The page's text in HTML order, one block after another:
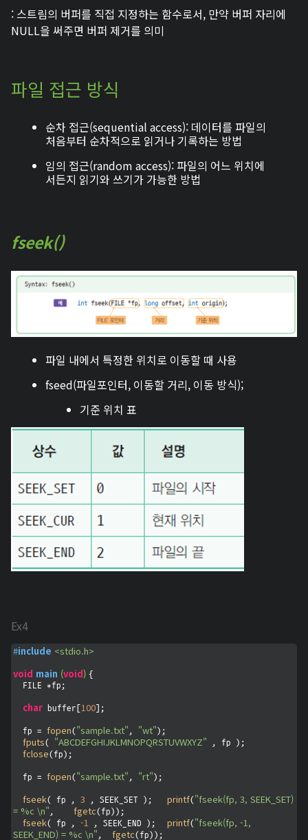
: 스트림의 버퍼를 직접 지정하는 함수로서, 만약 버퍼 자리에
NULL을 써주면 버퍼 제거를 의미
파일 접근 방식
순차 접근(sequential access): 데이터를 파일의
처음부터 순차적으로 읽거나 기록하는 방법
임의 접근(random access): 파일의 어느 위치에
서든지 읽기와 쓰기가 가능한 방법
fseek()
파일 내에서 특정한 위치로 이동할 때 사용
fseed(파일포인터, 이동할 거리, 이동 방식);
기준 위치 표
Ex4
#include <stdio.h>
void main (void) {
char buffer[ 100 ];
  fp =
fopen( "sample.txt" , "wt" );
fputs( "ABCDEFGHIJKLMNOPQRSTUVWXYZ" , fp );
fclose(fp);
  fp =
fopen( "sample.txt" , "rt" );
fseek( fp , 3 printf( "fseek(fp, 3, SEEK_SET)
= %c \n" , fgetc(fp));
fseek( fp , -1 printf( "fseek(fp, -1,
SEEK_END) = %c \n" , fgetc(fp));